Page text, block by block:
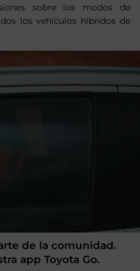
sobre los modos de
los vehículos híbridos de
de la comunidad.
app Toyota Go.